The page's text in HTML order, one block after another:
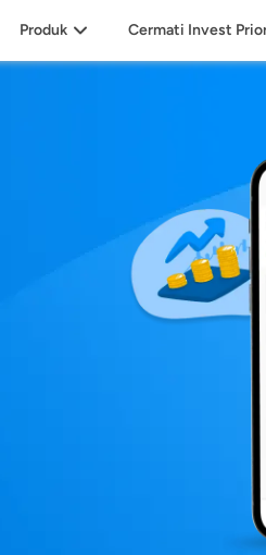
Produk Cermati Invest